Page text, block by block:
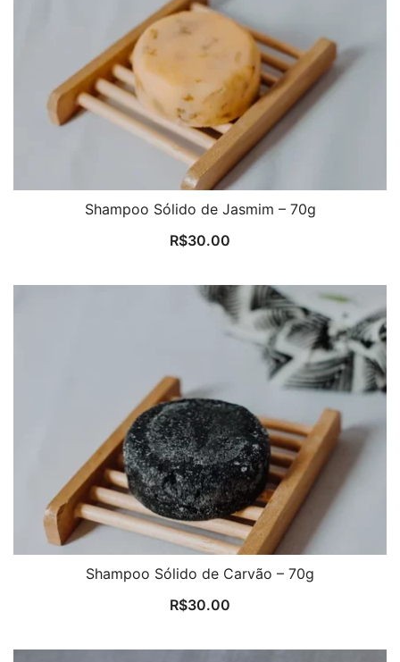
Shampoo Sólido de Jasmim – 70g
R$30.00
Shampoo Sólido de Carvão – 70g
R$30.00